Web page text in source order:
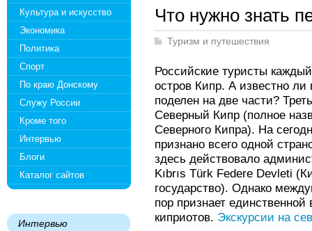
Культура и искусство
Экономика
Политика
Спорт
По краю Донскому
Служу России
Кроме того
Интервью
Блоги
Каталог сайтов
Интервью
Что нужно знать
Туризм и путешествия
Российские туристы
остров Кипр. А известно
поделен на две части?
Северный Кипр (полное
Северного Кипра). На
признано всего одной
здесь действовало
Kıbrıs Türk Federe Devleti
государство). Однако
пор признает
киприотов. Экскурсии на